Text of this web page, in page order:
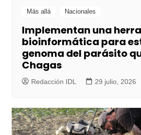
Más allá Nacionales
Implementan una
bioinformática para
genoma del parásito
Chagas
Redacción IDL 29 julio, 2026